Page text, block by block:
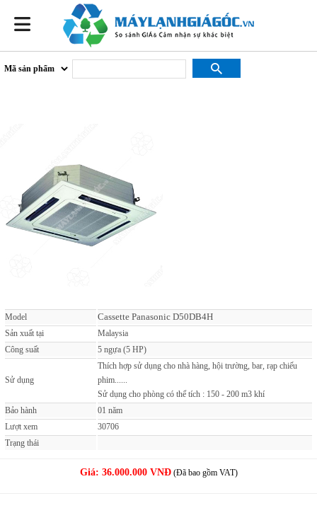
Model Cassette Panasonic D50DB4H
Sản xuất tại
Malaysia
Công suất
5 ngựa (5 HP)
Sử dụng
Thích hợp sử dụng cho nhà hàng, hội trường, bar, rạp chiếu
phim......
Sử dụng cho phòng có thể tích : 150 - 200 m3 khí
Bảo hành
01 năm
Lượt xem
30706
Trạng thái
Giá: 36.000.000 VNĐ(Đã bao gồm VAT)